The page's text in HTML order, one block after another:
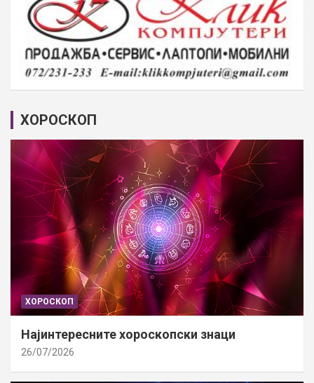
ХОРОСКОП
ХОРОСКОП
Најинтересните хороскопски знаци
26/07/2026